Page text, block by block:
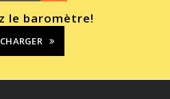
le baromètre!